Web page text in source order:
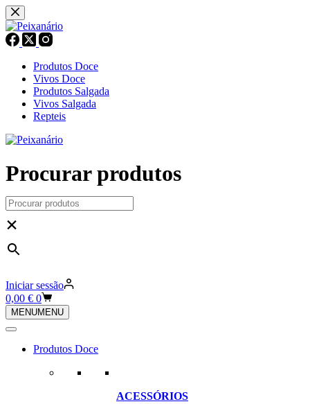
Pular
para
o
conteúdo
Produtos Doce
Vivos Doce
Produtos Salgada
Vivos Salgada
Repteis
Procurar produtos
×
Iniciar sessão
Carrinho
de
compras
0,00 € 0
MENUMENU
Produtos Doce
ACESSÓRIOS